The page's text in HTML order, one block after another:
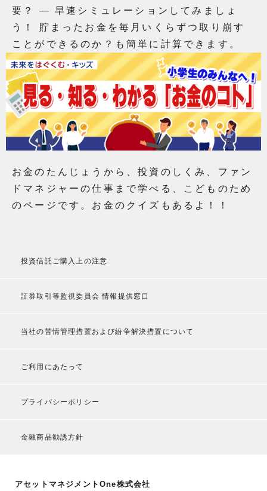
要？ ― 早速シミュレーションしてみましょ
う！ 貯まったお金を毎月いくらずつ取り崩す
ことができるのか？も簡単に計算できます。
お金のたんじょうから、投資のしくみ、ファン
ドマネジャーの仕事まで学べる、こどものため
のページです。お金のクイズもあるよ！！
投資信託ご購入上の注意
証券取引等監視委員会 情報提供窓口
当社の苦情管理措置および紛争解決措置について
ご利用にあたって
プライバシーポリシー
金融商品勧誘方針
アセットマネジメントOne株式会社